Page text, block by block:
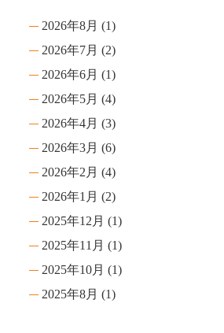
2026年8月 (1)
2026年7月 (2)
2026年6月 (1)
2026年5月 (4)
2026年4月 (3)
2026年3月 (6)
2026年2月 (4)
2026年1月 (2)
2025年12月 (1)
2025年11月 (1)
2025年10月 (1)
2025年8月 (1)